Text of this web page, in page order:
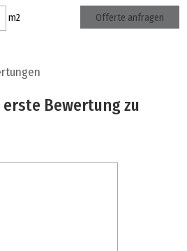
m2 Offerte anfragen
erste Bewertung zu